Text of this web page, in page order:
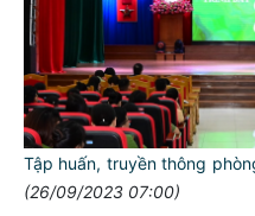
Tập huấn, truyền thông
(26/09/2023 07:00)